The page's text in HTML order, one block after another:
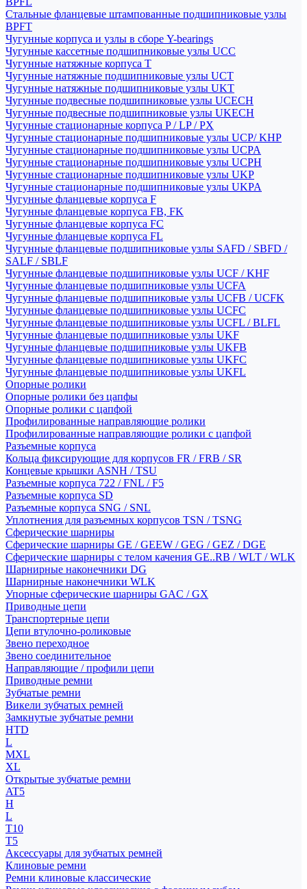
Стальные фланцевые штампованные подшипниковые узлы
BPFT
Чугунные корпуса и узлы в сборе Y-bearings
Чугунные кассетные подшипниковые узлы UCC
Чугунные натяжные корпуса T
Чугунные натяжные подшипниковые узлы UCT
Чугунные натяжные подшипниковые узлы UKT
Чугунные подвесные подшипниковые узлы UCECH
Чугунные подвесные подшипниковые узлы UKECH
Чугунные стационарные корпуса P / LP / PX
Чугунные стационарные подшипниковые узлы UCP/ KHP
Чугунные стационарные подшипниковые узлы UCPA
Чугунные стационарные подшипниковые узлы UCPH
Чугунные стационарные подшипниковые узлы UKP
Чугунные стационарные подшипниковые узлы UKPA
Чугунные фланцевые корпуса F
Чугунные фланцевые корпуса FB, FK
Чугунные фланцевые корпуса FC
Чугунные фланцевые корпуса FL
Чугунные фланцевые подшипниковые узлы SAFD / SBFD /
SALF / SBLF
Чугунные фланцевые подшипниковые узлы UCF / KHF
Чугунные фланцевые подшипниковые узлы UCFA
Чугунные фланцевые подшипниковые узлы UCFB / UCFK
Чугунные фланцевые подшипниковые узлы UCFC
Чугунные фланцевые подшипниковые узлы UCFL / BLFL
Чугунные фланцевые подшипниковые узлы UKF
Чугунные фланцевые подшипниковые узлы UKFB
Чугунные фланцевые подшипниковые узлы UKFC
Чугунные фланцевые подшипниковые узлы UKFL
Опорные ролики
Опорные ролики без цапфы
Опорные ролики с цапфой
Профилированные направляющие ролики
Профилированные направляющие ролики с цапфой
Разъемные корпуса
Кольца фиксирующие для корпусов FR / FRB / SR
Концевые крышки ASNH / TSU
Разъемные корпуса 722 / FNL / F5
Разъемные корпуса SD
Разъемные корпуса SNG / SNL
Уплотнения для разъемных корпусов TSN / TSNG
Сферические шарниры
Сферические шарниры GE / GEEW / GEG / GEZ / DGE
Сферические шарниры с телом качения GE..RB / WLT / WLK
Шарнирные наконечники DG
Шарнирные наконечники WLK
Упорные сферические шарниры GAC / GX
Приводные цепи
Транспортерные цепи
Цепи втулочно-роликовые
Звено переходное
Звено соединительное
Направляющие / профили цепи
Приводные ремни
Зубчатые ремни
Викели зубчатых ремней
Замкнутые зубчатые ремни
HTD
L
MXL
XL
Открытые зубчатые ремни
AT5
H
L
T10
T5
Аксессуары для зубчатых ремней
Клиновые ремни
Ремни клиновые классические